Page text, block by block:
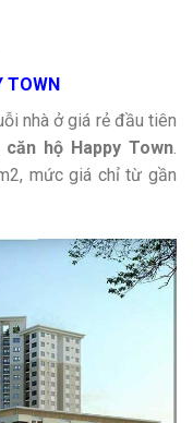
TOWN
nhà ở giá rẻ đầu tiên
căn hộ Happy Town.
mức giá chỉ từ gần